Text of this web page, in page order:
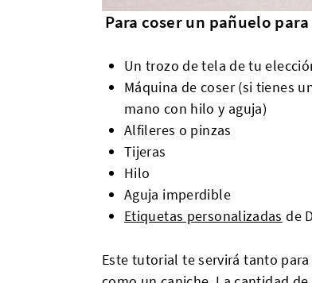
Para coser un pañuelo
Un trozo de tela de tu
Máquina de coser (si tienes
mano con hilo y aguja)
Alfileres o pinzas
Tijeras
Hilo
Aguja imperdible
Etiquetas personalizadas de
Este tutorial te servirá tanto